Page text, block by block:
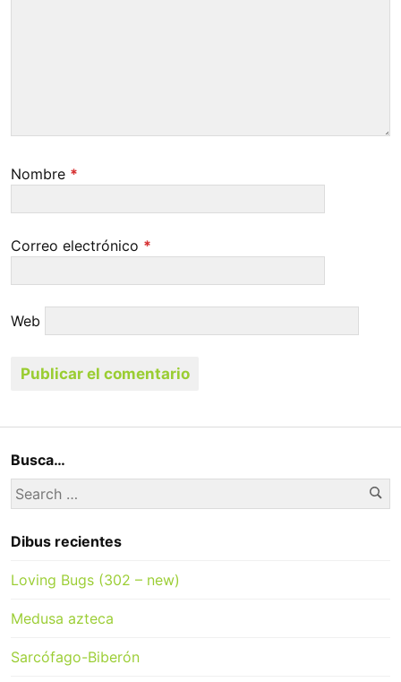
Nombre *
Correo electrónico *
Web
Busca…
Search
for:
Dibus recientes
Loving Bugs (302 – new)
Medusa azteca
Sarcófago-Biberón